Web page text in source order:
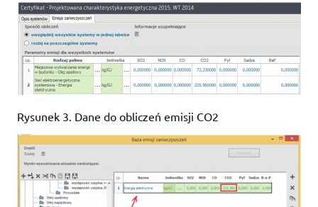
Rysunek 3. Dane do obliczeń emisji CO2